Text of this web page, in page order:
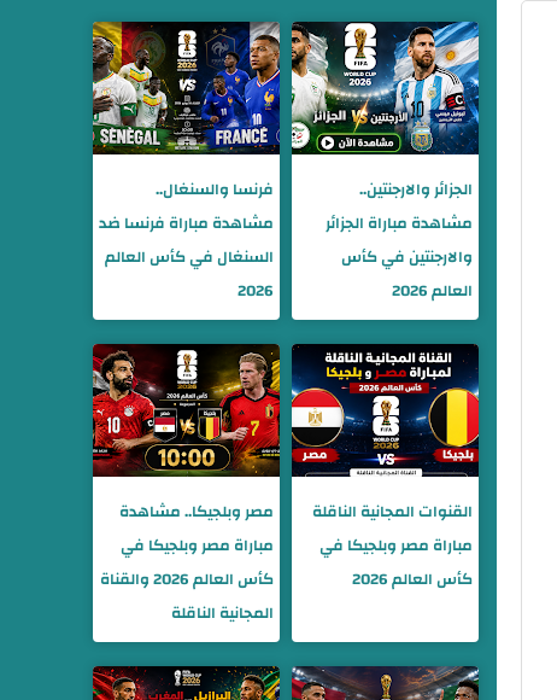
الجزائر والارجنتين..
مشاهدة مباراة الجزائر
والارجنتين في كأس
العالم 2026
فرنسا والسنغال..
مشاهدة مباراة فرنسا ضد
السنغال في كأس العالم
2026
القنوات المجانية الناقلة
مباراة مصر وبلجيكا في
كأس العالم 2026
مصر وبلجيكا.. مشاهدة
مباراة مصر وبلجيكا في
كأس العالم 2026 والقناة
المجانية الناقلة